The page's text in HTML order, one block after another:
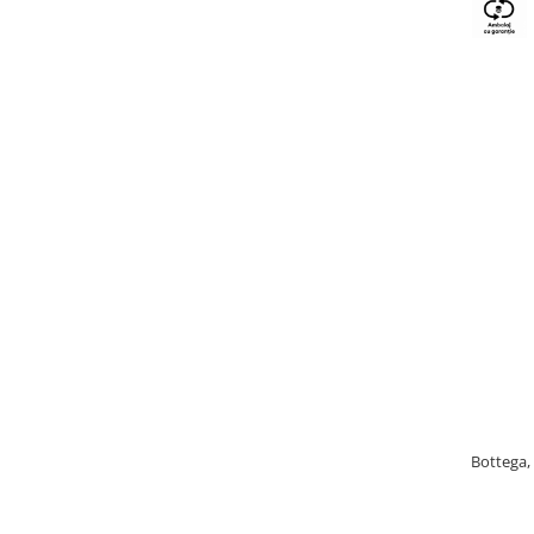
Bottega,